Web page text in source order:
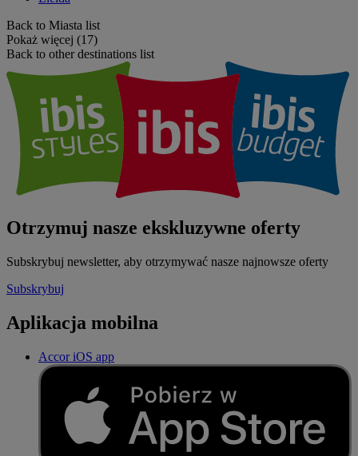
Back to Miasta list
Pokaż więcej (17)
Back to other destinations list
Otrzymuj nasze ekskluzywne oferty
Subskrybuj newsletter, aby otrzymywać nasze najnowsze oferty
Subskrybuj
Aplikacja mobilna
Accor iOS app